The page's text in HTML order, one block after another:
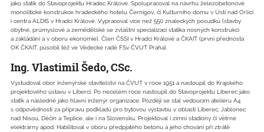
jako statik do Stavoprojektu Hradec Králové. Spolupracoval na návrhu železobetonové
monolitické konstrukce hradeckého hotelu Černigov, či Kulturního domu v Ústí nad Orlicí
i centra ALDIS v Hradci Králové. Vypracoval více než 550 znaleckých posudků (stavby
obytné, průmyslové a zemědělské se zvláštní specializací statika nosných konstrukcí
a zakládání a v oboru ekonomie). Člen ČSSI v Hradci Králové a ČKAIT (první přednosta
OK ČKAIT, působil též ve Vědecké radě FSv ČVUT Praha).
Ing. Vlastimil Šedo, CSc.
Vystudoval obor inženýrské stavitelství na ČVUT v roce 1951 a nastoupil do Krajského
projektového ústavu v Liberci. Po necelém roce nastoupil do Stavoprojektu Liberec jako
statik a následně jako hlavní inženýr organizace. Později se stal vedoucím ateliéru A4
s odpovědností za přípravu podkladů pro bytovou výstavbu v oblasti Liberec, Jablonec
nad Nisou, Děčín a Teplice, ale i na Slovensku. Projektoval i zimní stadiony či větrné
elektrárny apod. Habilitoval v oboru předpjatého betonu a jeho chování při ztrátě